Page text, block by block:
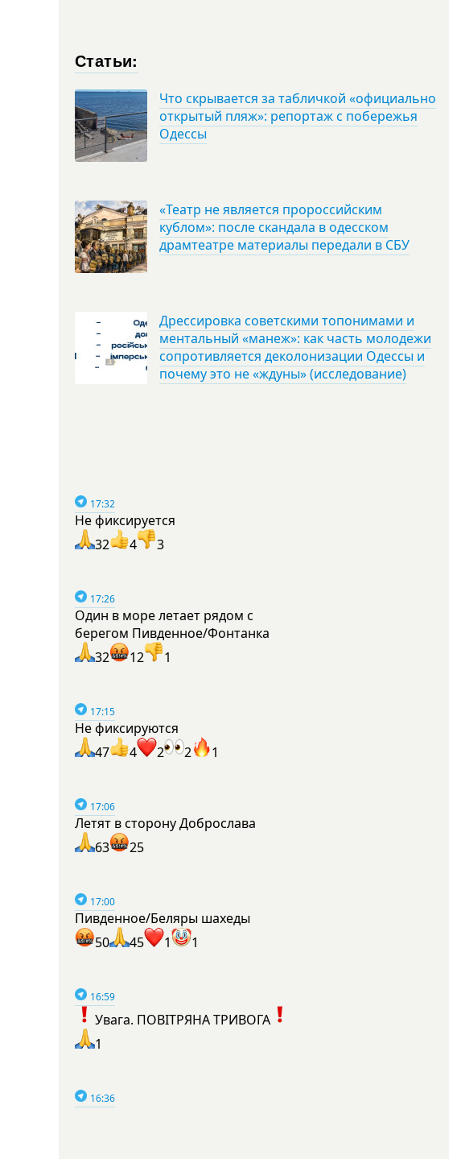
Статьи:
Что скрывается за табличкой «официально
открытый пляж»: репортаж с побережья
Одессы
«Театр не является пророссийским
кублом»: после скандала в одесском
драмтеатре материалы передали в СБУ
Дрессировка советскими топонимами и
ментальный «манеж»: как часть молодежи
сопротивляется деколонизации Одессы и
почему это не «ждуны» (исследование)
17:32
Не фиксируется
32
4 3
17:26
Один в море летает рядом с
берегом Пивденное/Фонтанка
32
12 1
17:15
Не фиксируются
47
4 2 2 1
17:06
Летят в сторону Доброслава
63
25
17:00
Пивденное/Беляры шахеды
50
45 1 1
16:59
Увага. ПОВІТРЯНА ТРИВОГА
1
16:36